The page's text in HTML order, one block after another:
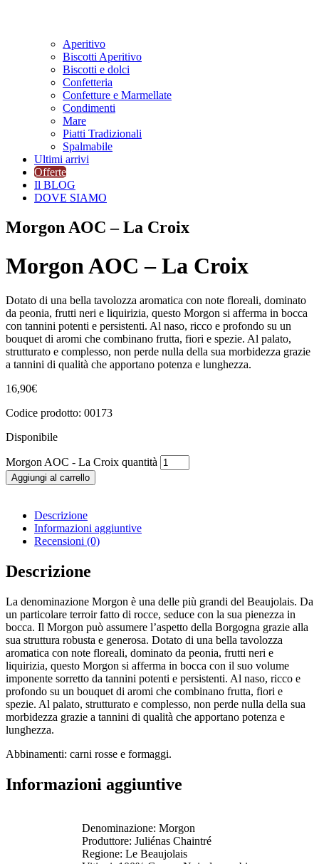
Aperitivo
Biscotti Aperitivo
Biscotti e dolci
Confetteria
Confetture e Marmellate
Condimenti
Mare
Piatti Tradizionali
Spalmabile
Ultimi arrivi
Offerte
Il BLOG
DOVE SIAMO
Morgon AOC – La Croix
Morgon AOC – La Croix
Dotato di una bella tavolozza aromatica con note floreali, dominato
da peonia, frutti neri e liquirizia, questo Morgon si afferma in bocca
con tannini potenti e persistenti. Al naso, ricco e profondo su un
bouquet di aromi che combinano frutta, fiori e spezie. Al palato,
strutturato e complesso, non perde nulla della sua morbidezza grazie
a tannini di qualità che apportano potenza e lunghezza.
16,90€
Codice prodotto: 00173
Disponibile
Morgon AOC - La Croix quantità
Aggiungi al carrello
Descrizione
Informazioni aggiuntive
Recensioni (0)
Descrizione
La denominazione Morgon è una delle più grandi del Beaujolais. Da
un particolare terroir fatto di rocce, seduce con la sua pienezza in
bocca. Il Morgon può assumere l’aspetto della Borgogna grazie alla
sua struttura robusta e generosa. Dotato di una bella tavolozza
aromatica con note floreali, dominato da peonia, frutti neri e
liquirizia, questo Morgon si afferma in bocca con il suo volume
imponente sorretto da tannini potenti e persistenti. Al naso, ricco e
profondo su un bouquet di aromi che combinano frutta, fiori e
spezie. Al palato, strutturato e complesso, non perde nulla della sua
morbidezza grazie a tannini di qualità che apportano potenza e
lunghezza.
Abbinamenti: carni rosse e formaggi.
Informazioni aggiuntive
Denominazione: Morgon
Produttore: Juliénas Chaintré
Regione: Le Beaujolais